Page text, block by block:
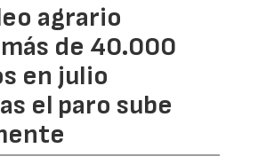
agrario
de 40.000
en julio
el paro sube